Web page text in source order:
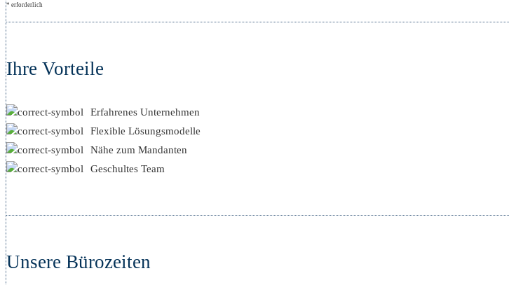
* erforderlich
Ihre Vorteile
Erfahrenes Unternehmen
Flexible Lösungsmodelle
Nähe zum Mandanten
Geschultes Team
Unsere Bürozeiten